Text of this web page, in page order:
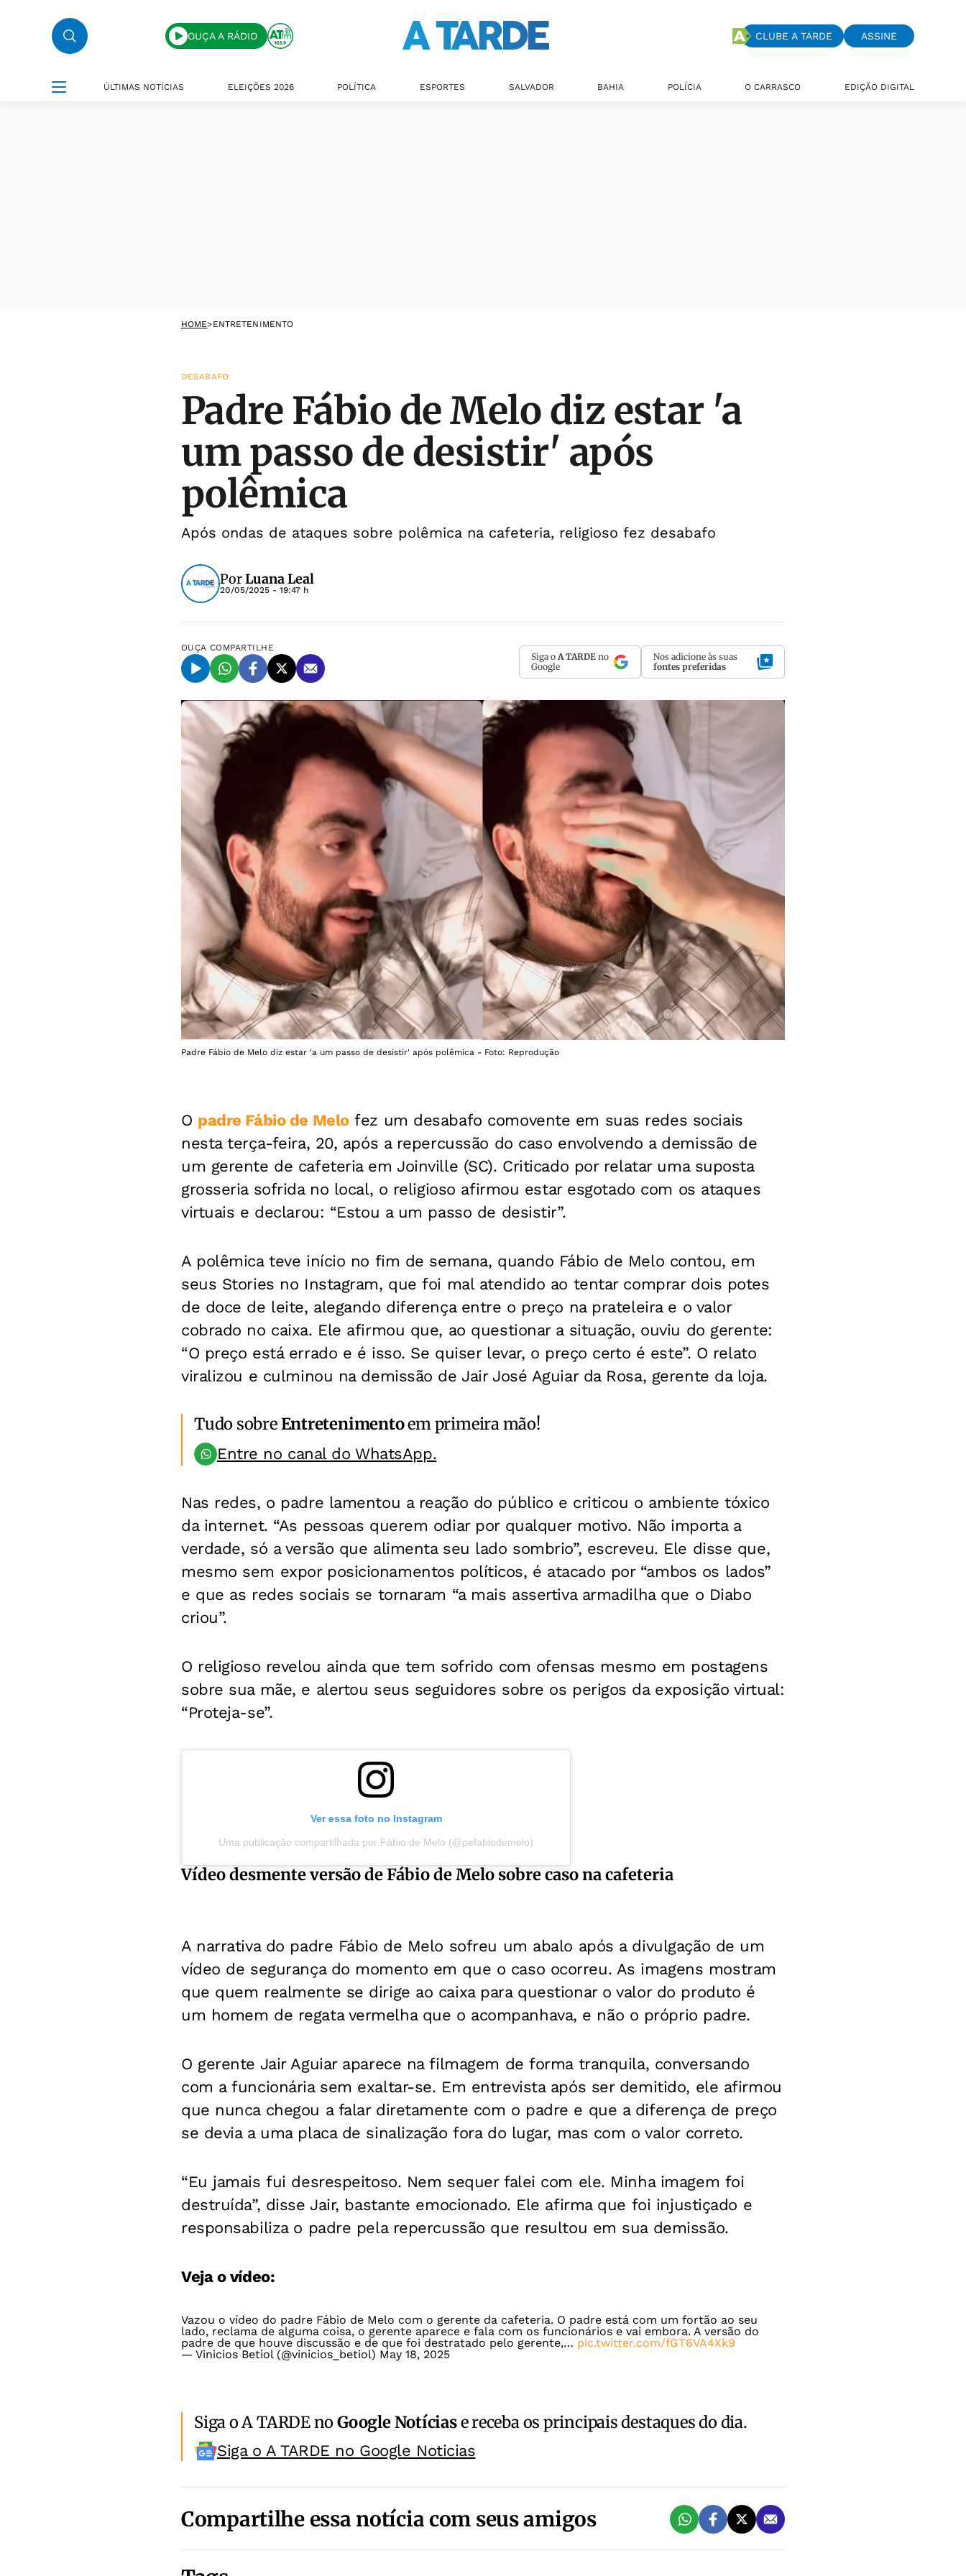
OUÇA A RÁDIO CLUBE A TARDE ASSINE
ÚLTIMAS NOTÍCIAS ELEIÇÕES 2026 POLÍTICA ESPORTES SALVADOR BAHIA POLÍCIA O CARRASCO EDIÇÃO DIGITAL
HOME>ENTRETENIMENTO
DESABAFO
Padre Fábio de Melo diz estar 'a
um passo de desistir' após
polêmica
Após ondas de ataques sobre polêmica na cafeteria, religioso fez desabafo
PorLuana Leal
20/05/2025 - 19:47 h
OUÇA COMPARTILHE
Siga o A TARDE no
Google
Nos adicione às suas
fontes preferidas
Padre Fábio de Melo diz estar 'a um passo de desistir' após polêmica - Foto: Reprodução
O padre Fábio de Melofez um desabafo comovente em suas redes sociais
nesta terça-feira, 20, após a repercussão do caso envolvendo a demissão de
um gerente de cafeteria em Joinville (SC). Criticado por relatar uma suposta
grosseria sofrida no local, o religioso afirmou estar esgotado com os ataques
virtuais e declarou: “Estou a um passo de desistir”.
A polêmica teve início no fim de semana, quando Fábio de Melo contou, em
seus Stories no Instagram, que foi mal atendido ao tentar comprar dois potes
de doce de leite, alegando diferença entre o preço na prateleira e o valor
cobrado no caixa. Ele afirmou que, ao questionar a situação, ouviu do gerente:
“O preço está errado e é isso. Se quiser levar, o preço certo é este”. O relato
viralizou e culminou na demissão de Jair José Aguiar da Rosa, gerente da loja.
Tudo sobreEntretenimentoem primeira mão!
Entre no canal do WhatsApp.
Nas redes, o padre lamentou a reação do público e criticou o ambiente tóxico
da internet. “As pessoas querem odiar por qualquer motivo. Não importa a
verdade, só a versão que alimenta seu lado sombrio”, escreveu. Ele disse que,
mesmo sem expor posicionamentos políticos, é atacado por “ambos os lados”
e que as redes sociais se tornaram “a mais assertiva armadilha que o Diabo
criou”.
O religioso revelou ainda que tem sofrido com ofensas mesmo em postagens
sobre sua mãe, e alertou seus seguidores sobre os perigos da exposição virtual:
“Proteja-se”.
Ver essa foto no Instagram
Uma publicação compartilhada por Fábio de Melo (@pefabiodemelo)
Vídeo desmente versão de Fábio de Melo sobre caso na cafeteria
A narrativa do padre Fábio de Melo sofreu um abalo após a divulgação de um
vídeo de segurança do momento em que o caso ocorreu. As imagens mostram
que quem realmente se dirige ao caixa para questionar o valor do produto é
um homem de regata vermelha que o acompanhava, e não o próprio padre.
O gerente Jair Aguiar aparece na filmagem de forma tranquila, conversando
com a funcionária sem exaltar-se. Em entrevista após ser demitido, ele afirmou
que nunca chegou a falar diretamente com o padre e que a diferença de preço
se devia a uma placa de sinalização fora do lugar, mas com o valor correto.
“Eu jamais fui desrespeitoso. Nem sequer falei com ele. Minha imagem foi
destruída”, disse Jair, bastante emocionado. Ele afirma que foi injustiçado e
responsabiliza o padre pela repercussão que resultou em sua demissão.
Veja o vídeo:
Vazou o vídeo do padre Fábio de Melo com o gerente da cafeteria. O padre está com um fortão ao seu
lado, reclama de alguma coisa, o gerente aparece e fala com os funcionários e vai embora. A versão do
padre de que houve discussão e de que foi destratado pelo gerente,… pic.twitter.com/fGT6VA4Xk9
— Vinicios Betiol (@vinicios_betiol) May 18, 2025
Siga o A TARDE noGoogle Notíciase receba os principais destaques do dia.
Siga o A TARDE no Google Noticias
Compartilhe essa notícia com seus amigos